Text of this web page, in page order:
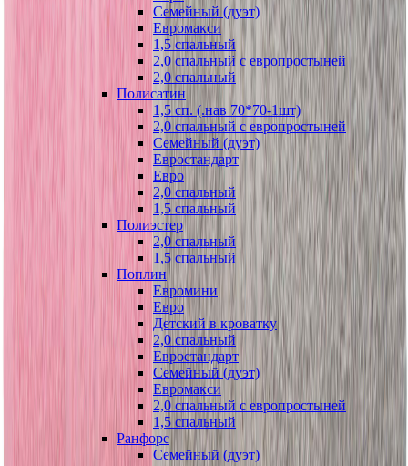
Семейный (дуэт)
Евромакси
1,5 спальный
2,0 спальный с европростыней
2,0 спальный
Полисатин
1,5 сп. (.нав 70*70-1шт)
2,0 спальный с европростыней
Семейный (дуэт)
Евростандарт
Евро
2,0 спальный
1,5 спальный
Полиэстер
2,0 спальный
1,5 спальный
Поплин
Евромини
Евро
Детский в кроватку
2,0 спальный
Евростандарт
Семейный (дуэт)
Евромакси
2,0 спальный с европростыней
1,5 спальный
Ранфорс
Семейный (дуэт)